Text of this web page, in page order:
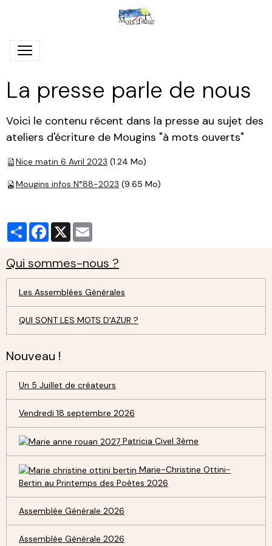
La presse parle de nous
Voici le contenu récent dans la presse au sujet des
ateliers d'écriture de Mougins "à mots ouverts"
Nice matin 6 Avril 2023 (1.24 Mo)
Mougins infos N°88-2023 (9.65 Mo)
PartagerFacebook
X
Qui sommes-nous ?
Les Assemblées Générales
QUI SONT LES MOTS D'AZUR ?
Nouveau !
Un 5 Juillet de créateurs
Vendredi 18 septembre 2026
Patricia Civel 3ème
Marie-Christine Ottini-
Bertin au Printemps des Poètes 2026
Assemblée Générale 2026
Assemblée Générale 2026